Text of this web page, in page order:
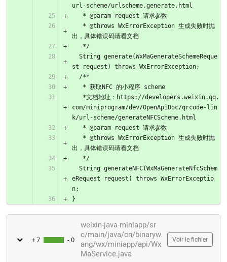
url-scheme/urlscheme.generate.html
   * @param request 请求参数
出，具体错误码请看文档
   */
st request) throws WxErrorException;
  /**
   * 获取NFC 的小程序 scheme
com/miniprogram/dev/OpenApiDoc/qrcode-lin
k/url-scheme/generateNFCScheme.html
   * @param request 请求参数
出，具体错误码请看文档
   */
eRequest request) throws WxErrorExceptio
n;
}
+ 7 - 0
weixin-java-miniapp/sr
c/main/java/cn/binaryw
ang/wx/miniapp/api/Wx
MaService.java
Voir le fichier